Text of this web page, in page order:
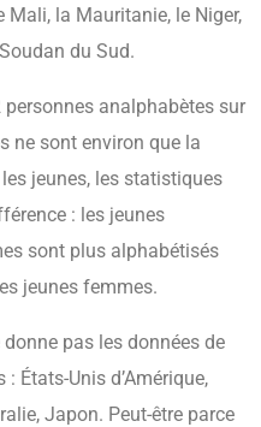
Mali, la Mauritanie, le Niger,
du Sud.
personnes analphabètes sur
ne sont environ que la
jeunes, les statistiques
: les jeunes
sont plus alphabétisés
jeunes femmes.
donne pas les données de
États-Unis d’Amérique,
Japon. Peut-être parce